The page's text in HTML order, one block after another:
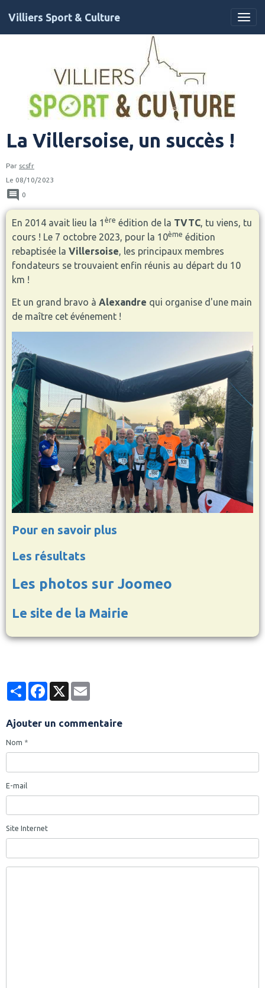
Villiers Sport & Culture
La Villersoise, un succès !
Par scsfr
Le 08/10/2023
0
En 2014 avait lieu la 1 ère édition de la TVTC, tu viens, tu
cours ! Le 7 octobre 2023, pour la 10ème édition
rebaptisée la Villersoise, les principaux membres
fondateurs se trouvaient enfin réunis au départ du 10
km !
Et un grand bravo à Alexandre qui organise d'une main
de maître cet événement !
Pour en savoir plus
Les résultats
Les photos sur Joomeo
Le site de la Mairie
PartagerFacebook
Ajouter un commentaire
Nom
E-mail
Site Internet